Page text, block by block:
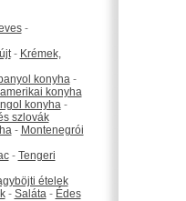
-
- Krémek,
konyha-
konyha
konyha-
szlovák
- Montenegrói
- Tengeri
ételek
- Saláta- Édes